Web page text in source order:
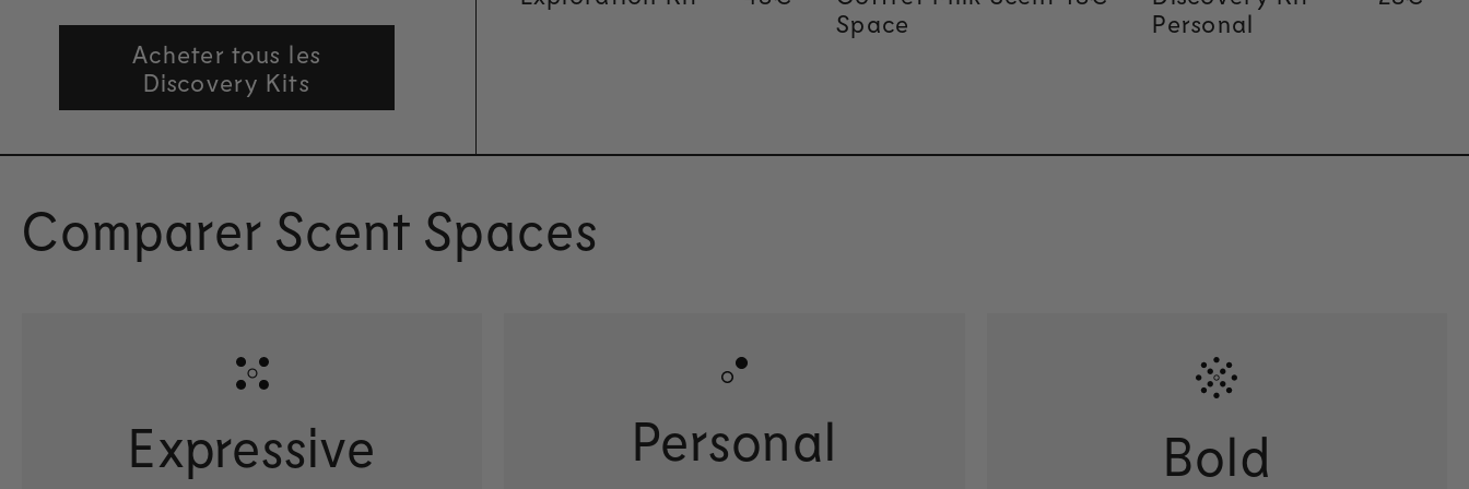
Acheter tous les
Discovery Kits
Space
Personal
Comparer Scent Spaces
Expressive Personal Bold